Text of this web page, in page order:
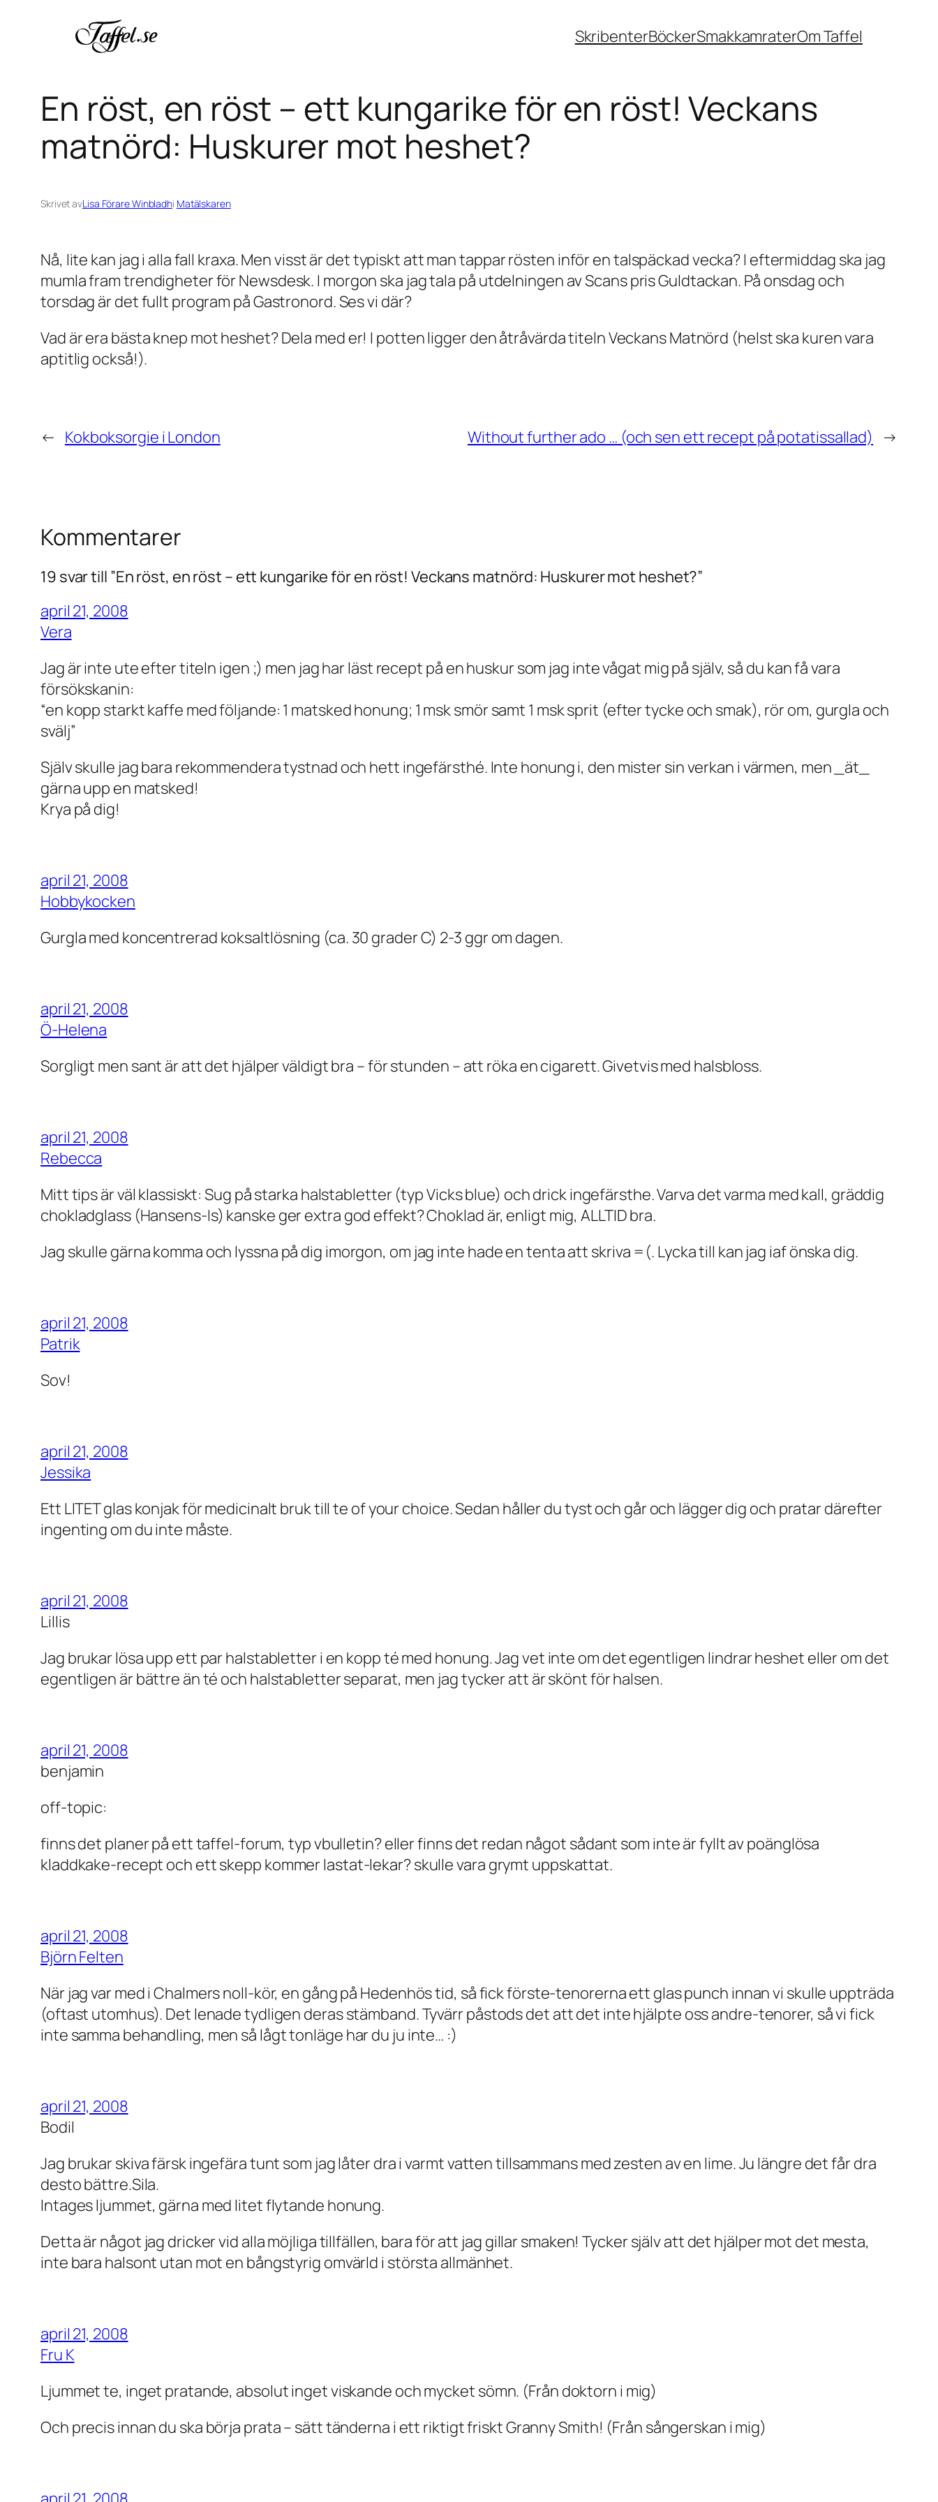
SkribenterBöckerSmakkamraterOm Taffel
En röst, en röst – ett kungarike för en röst! Veckans
matnörd: Huskurer mot heshet?
Skrivet avLisa Förare Winbladhi Matälskaren
Nå, lite kan jag i alla fall kraxa. Men visst är det typiskt att man tappar rösten inför en talspäckad vecka? I eftermiddag ska jag
mumla fram trendigheter för Newsdesk. I morgon ska jag tala på utdelningen av Scans pris Guldtackan. På onsdag och
torsdag är det fullt program på Gastronord. Ses vi där?
Vad är era bästa knep mot heshet? Dela med er! I potten ligger den åtråvärda titeln Veckans Matnörd (helst ska kuren vara
aptitlig också!).
← Kokboksorgie i London Without further ado … (och sen ett recept på potatissallad) →
Kommentarer
19 svar till ”En röst, en röst – ett kungarike för en röst! Veckans matnörd: Huskurer mot heshet?”
april 21, 2008
Vera
Jag är inte ute efter titeln igen ;) men jag har läst recept på en huskur som jag inte vågat mig på själv, så du kan få vara
försökskanin:
“en kopp starkt kaffe med följande: 1 matsked honung; 1 msk smör samt 1 msk sprit (efter tycke och smak), rör om, gurgla och
svälj”
Själv skulle jag bara rekommendera tystnad och hett ingefärsthé. Inte honung i, den mister sin verkan i värmen, men _ät_
gärna upp en matsked!
Krya på dig!
april 21, 2008
Hobbykocken
Gurgla med koncentrerad koksaltlösning (ca. 30 grader C) 2-3 ggr om dagen.
april 21, 2008
Ö-Helena
Sorgligt men sant är att det hjälper väldigt bra – för stunden – att röka en cigarett. Givetvis med halsbloss.
april 21, 2008
Rebecca
Mitt tips är väl klassiskt: Sug på starka halstabletter (typ Vicks blue) och drick ingefärsthe. Varva det varma med kall, gräddig
chokladglass (Hansens-Is) kanske ger extra god effekt? Choklad är, enligt mig, ALLTID bra.
Jag skulle gärna komma och lyssna på dig imorgon, om jag inte hade en tenta att skriva =(. Lycka till kan jag iaf önska dig.
april 21, 2008
Patrik
Sov!
april 21, 2008
Jessika
Ett LITET glas konjak för medicinalt bruk till te of your choice. Sedan håller du tyst och går och lägger dig och pratar därefter
ingenting om du inte måste.
april 21, 2008
Lillis
Jag brukar lösa upp ett par halstabletter i en kopp té med honung. Jag vet inte om det egentligen lindrar heshet eller om det
egentligen är bättre än té och halstabletter separat, men jag tycker att är skönt för halsen.
april 21, 2008
benjamin
off-topic:
finns det planer på ett taffel-forum, typ vbulletin? eller finns det redan något sådant som inte är fyllt av poänglösa
kladdkake-recept och ett skepp kommer lastat-lekar? skulle vara grymt uppskattat.
april 21, 2008
Björn Felten
När jag var med i Chalmers noll-kör, en gång på Hedenhös tid, så fick förste-tenorerna ett glas punch innan vi skulle uppträda
(oftast utomhus). Det lenade tydligen deras stämband. Tyvärr påstods det att det inte hjälpte oss andre-tenorer, så vi fick
inte samma behandling, men så lågt tonläge har du ju inte… :)
april 21, 2008
Bodil
Jag brukar skiva färsk ingefära tunt som jag låter dra i varmt vatten tillsammans med zesten av en lime. Ju längre det får dra
desto bättre.Sila.
Intages ljummet, gärna med litet flytande honung.
Detta är något jag dricker vid alla möjliga tillfällen, bara för att jag gillar smaken! Tycker själv att det hjälper mot det mesta,
inte bara halsont utan mot en bångstyrig omvärld i största allmänhet.
april 21, 2008
Fru K
Ljummet te, inget pratande, absolut inget viskande och mycket sömn. (Från doktorn i mig)
Och precis innan du ska börja prata – sätt tänderna i ett riktigt friskt Granny Smith! (Från sångerskan i mig)